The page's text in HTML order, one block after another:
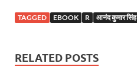
TAGGED EBOOK R आनंद कुमार सिंह
RELATED POSTS